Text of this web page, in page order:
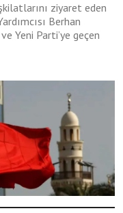
ziyaret eden
Berhan
Yeni Parti’ye geçen